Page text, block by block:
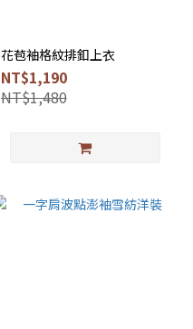
花苞袖格紋排釦上衣
NT$1,190
NT$1,480